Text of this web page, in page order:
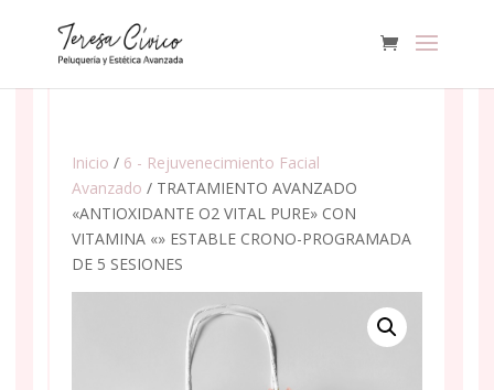
Inicio / 6 - Rejuvenecimiento Facial
Avanzado / TRATAMIENTO AVANZADO
«ANTIOXIDANTE O2 VITAL PURE» CON
VITAMINA «» ESTABLE CRONO-PROGRAMADA
DE 5 SESIONES